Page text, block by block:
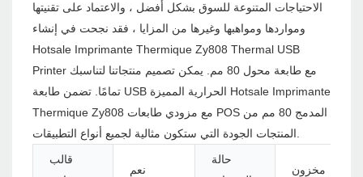
الاحتياجات المتنوعة للسوق بشكل أفضل ، والاعتماد على تقنيتها
ومواردها ومواهبها وغيرها من المزايا ، فقد نجحت في إنشاء
Hotsale Imprimante Thermique Zy808 Thermal USB
Printer مع طابعة محول 80 مم. يمكن تصميم منتجاتنا لتناسبك
تمامًا. تضمن طابعة USB الحرارية المميزة Hotsale Imprimante
Thermique Zy808 مع مزودي طابعات POS المدمج 80 مم من
قالب
نعم
حالة
مخزون